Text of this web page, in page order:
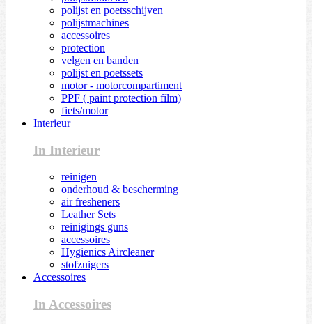
polijst en poetsschijven
polijstmachines
accessoires
protection
velgen en banden
polijst en poetssets
motor - motorcompartiment
PPF ( paint protection film)
fiets/motor
Interieur
In Interieur
reinigen
onderhoud & bescherming
air fresheners
Leather Sets
reinigings guns
accessoires
Hygienics Aircleaner
stofzuigers
Accessoires
In Accessoires